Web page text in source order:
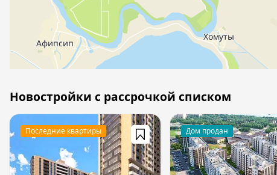
Новостройки с рассрочкой списком